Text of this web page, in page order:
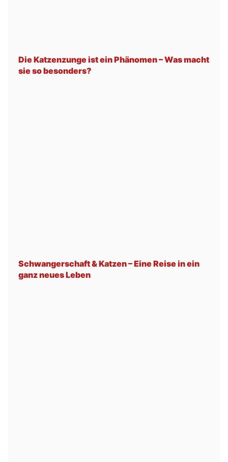
Die Katzenzunge ist ein Phänomen – Was macht
sie so besonders?
Schwangerschaft & Katzen – Eine Reise in ein
ganz neues Leben